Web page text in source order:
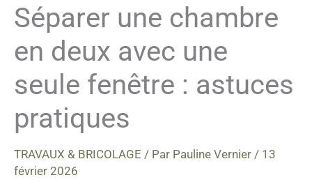
Séparer une chambre
en deux avec une
seule fenêtre : astuces
pratiques
TRAVAUX & BRICOLAGE / Par Pauline Vernier / 13
février 2026